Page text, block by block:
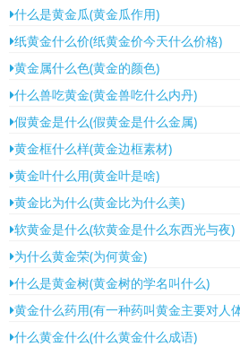
什么是黄金瓜(黄金瓜作用)
纸黄金什么价(纸黄金价今天什么价格)
黄金属什么色(黄金的颜色)
什么兽吃黄金(黄金兽吃什么内丹)
假黄金是什么(假黄金是什么金属)
黄金框什么样(黄金边框素材)
黄金叶什么用(黄金叶是啥)
黄金比为什么(黄金比为什么美)
软黄金是什么(软黄金是什么东西光与夜)
为什么黄金荣(为何黄金)
什么是黄金树(黄金树的学名叫什么)
黄金什么药用(有一种药叫黄金主要对人
什么黄金什么(什么黄金什么成语)